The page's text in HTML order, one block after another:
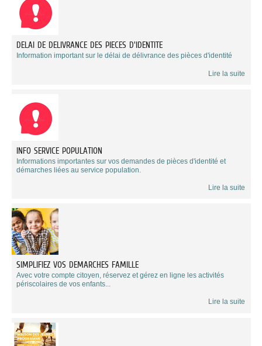
DELAI DE DELIVRANCE DES PIECES D'IDENTITE
Information important sur le délai de délivrance des pièces d'identité
Lire la suite
INFO SERVICE POPULATION
Informations importantes sur vos demandes de pièces d'identité et
démarches liées au service population.
Lire la suite
SIMPLIFIEZ VOS DEMARCHES FAMILLE
Avec votre compte citoyen, réservez et gérez en ligne les activités
périscolaires de vos enfants...
Lire la suite